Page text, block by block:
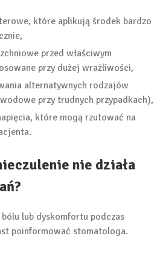
które aplikują środek bardzo
przed właściwym
przy dużej wrażliwości,
alternatywnych rodzajów
przy trudnych przypadkach),
które mogą rzutować na
nie działa
lub dyskomfortu podczas
poinformować stomatologa.